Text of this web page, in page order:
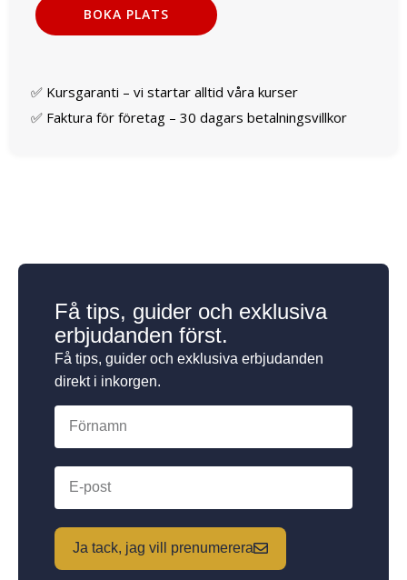
✅ Kursgaranti – vi startar alltid våra kurser
✅ Faktura för företag – 30 dagars betalningsvillkor
Få tips, guider och exklusiva
erbjudanden först.
Få tips, guider och exklusiva erbjudanden
direkt i inkorgen.
Ja tack, jag vill prenumerera